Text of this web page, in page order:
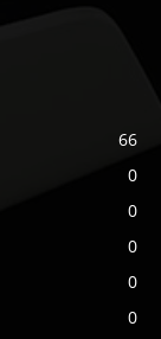
66
0
0
0
0
0